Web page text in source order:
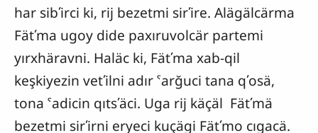
har sibʹirci ki, rij bezetmi sirʹire. Alägälcärma
Fätʹma ugoy dide paxıruvolcär partemi
yırxhäravni. Haläc ki, Fätʹma xab-qil
keşkiyezin vetʹilni adır ˁarğuci tana qʹosä,
tona ˁadicin qıtsʹäci. Uga rij käçäl Fätʹmä
bezetmi sirʹirni eryeci kuçägi Fätʹmo cıgacä.